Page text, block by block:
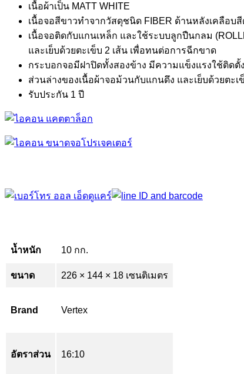
เนื้อผ้าเป็น MATT WHITE
เนื้อจอสีขาวทำจากวัสดุชนิด FIBER ด้านหลังเคลือ
เนื้อจอติดกับแกนเหล็ก และใช้ระบบลูกปืนกลม
และเย็บด้วยตะเข็บ 2 เส้น เพื่อทนต่อการฉีกขาด
กระบอกจอมีฝาปิดทั้งสองข้าง มีความแข็งแรงใช้ติดตั้
ส่วนล่างของเนื้อผ้าจอม้วนกับแกนดึง และเย็บด้วยตะ
รับประกัน 1 ปี
น้ำหนัก 10 กก.
ขนาด 226 × 144 × 18 เซนติเมตร
Brand Vertex
อัตราส่วน 16:10